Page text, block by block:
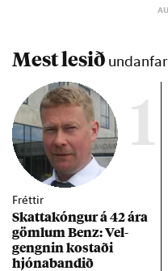
Evr­ópu­sam­bands­ins er í
Mest lesið
1
Fréttir
Skattakóng­ur á 42 ára
göml­um Benz: Vel­
gengn­in kostaði
hjóna­band­ið